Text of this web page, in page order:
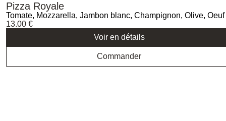
Pizza Royale
Tomate, Mozzarella, Jambon blanc, Champignon, Olive, Oeuf
13.00 €
Voir en détails
Commander